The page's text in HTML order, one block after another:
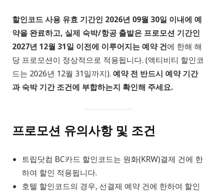
할인코드 사용 유효 기간인 2026년 09월 30일 이내에 예
약을 완료하고, 실제 숙박/항공 출발은 프로모션 기간인
2027년 12월 31일 이전에 이루어지는 예약 건에 한해 해
당 프로모션이 정상적으로 적용됩니다. (액티비티 할인코
드는 2026년 12월 31일까지). 예약 전 반드시 예약 기간
과 숙박 기간 조건에 부합하는지 확인해 주세요.
프로모션 유의사항 및 조건
트립닷컴 BC카드 할인코드는 원화(KRW)결제 건에 한
하여 할인 적용됩니다.
호텔 할인코드의 경우, 선결제 예약 건에 한하여 할인